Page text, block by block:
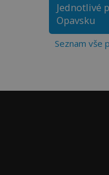
Jednotlivé
Opavsku
Seznam vše